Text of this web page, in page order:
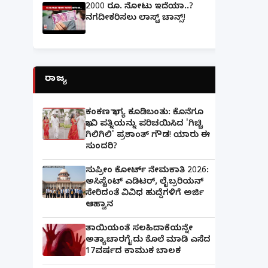
2000 ರೂ. ನೋಟು ಇದೆಯಾ..?
ನಗದೀಕರಿಸಲು ಲಾಸ್ಟ್‌ ಚಾನ್ಸ್‌!
ರಾಜ್ಯ
ಕಂಕಣ ಭಾಗ್ಯ ಕೂಡಿಬಂತು: ಕೊನೆಗೂ
ಭಾವಿ ಪತ್ನಿಯನ್ನು ಪರಿಚಯಿಸಿದ 'ಗಿಚ್ಚಿ
ಗಿಲಿಗಿಲಿ' ಪ್ರಶಾಂತ್ ಗೌಡ! ಯಾರು ಈ
ಸುಂದರಿ?
ಸುಪ್ರೀಂ ಕೋರ್ಟ್ ನೇಮಕಾತಿ 2026:
ಅಸಿಸ್ಟೆಂಟ್ ಎಡಿಟರ್, ಲೈಬ್ರರಿಯನ್
ಸೇರಿದಂತೆ ವಿವಿಧ ಹುದ್ದೆಗಳಿಗೆ ಅರ್ಜಿ
ಆಹ್ವಾನ
ತಾಯಿಯಂತೆ ಸಲಹಿದಾಕೆಯನ್ನೇ
ಅತ್ಯಾಚಾರಗೈದು ಕೊಲೆ ಮಾಡಿ ಎಸೆದ
17ವರ್ಷದ ಕಾಮುಕ ಬಾಲಕ